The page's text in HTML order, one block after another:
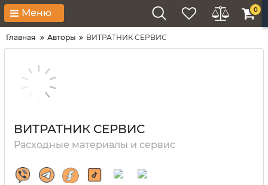
Меню 0
Главная Авторы ВИТРАТНИК СЕРВИС
ВИТРАТНИК СЕРВИС
Расходные материалы и сервис